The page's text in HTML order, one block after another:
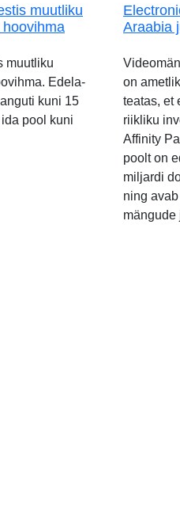
muutliku
muutliku
Edela-
kuni 15
pool kuni
Araabia
on
teatas, et
riikliku
Affinity
poolt on
miljardi
ning
mängude